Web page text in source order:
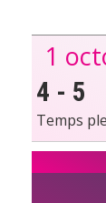
1
4 - 5
Temps